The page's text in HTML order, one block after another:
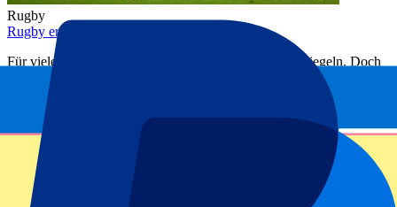
Rugby
Rugby erklärt für Fußballfans
Für viele Fußballfans ist Rugby ein Buch mit sieben Siegeln. Doch
wer einmal ein Spiel live erlebt hat, will wieder hin!